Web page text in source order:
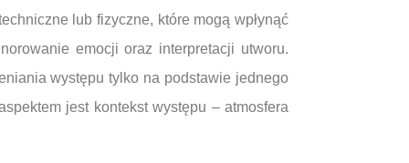
lub fizyczne, które mogą wpłynąć
emocji oraz interpretacji utworu.
występu tylko na podstawie jednego
jest kontekst występu – atmosfera